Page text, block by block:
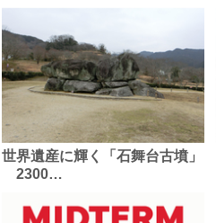
世界遺産に輝く「石舞台古墳」
2300…